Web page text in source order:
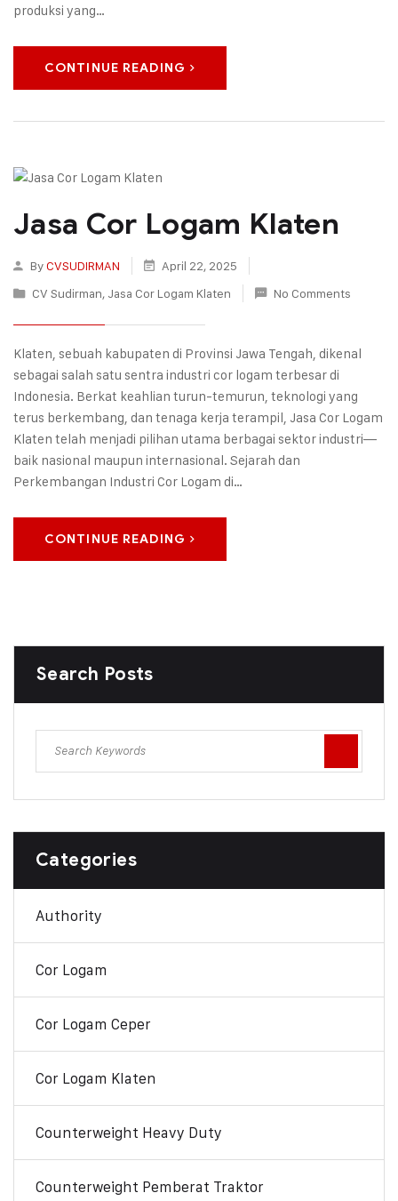
produksi yang…
CONTINUE READING
Jasa Cor Logam Klaten
ByCVSUDIRMAN
April 22, 2025
CV Sudirman, Jasa Cor Logam Klaten No Comments
Klaten, sebuah kabupaten di Provinsi Jawa Tengah, dikenal
sebagai salah satu sentra industri cor logam terbesar di
Indonesia. Berkat keahlian turun-temurun, teknologi yang
terus berkembang, dan tenaga kerja terampil, Jasa Cor Logam
Klaten telah menjadi pilihan utama berbagai sektor industri—
baik nasional maupun internasional. Sejarah dan
Perkembangan Industri Cor Logam di…
CONTINUE READING
Search Posts
Categories
Authority
Cor Logam
Cor Logam Ceper
Cor Logam Klaten
Counterweight Heavy Duty
Counterweight Pemberat Traktor